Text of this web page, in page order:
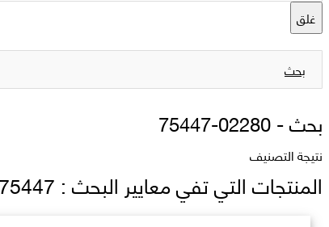
غلق
بحث
بحث -75447-02280
نتيجة التصنيف
المنتجات التي تفي معايير البحث : 75447 02280